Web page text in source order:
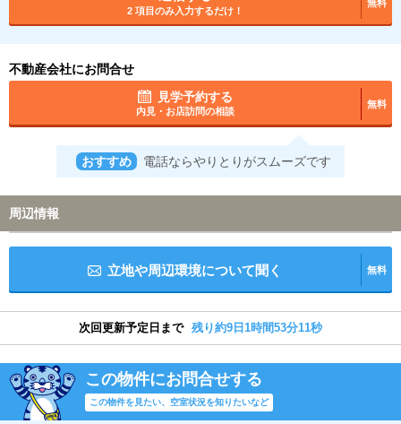
2 項目のみ入力するだけ！
無料
不動産会社にお問合せ
見学予約する
内見・お店訪問の相談
無料
おすすめ 電話ならやりとりがスムーズです
周辺情報
立地や周辺環境について聞く 無料
次回更新予定日まで 残り約9日1時間53分10秒
この物件にお問合せする
この物件を見たい、空室状況を知りたいなど